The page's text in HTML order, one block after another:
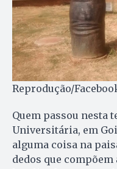
Reprodução/
Quem passou nesta
Universitária, em
alguma coisa na
dedos que